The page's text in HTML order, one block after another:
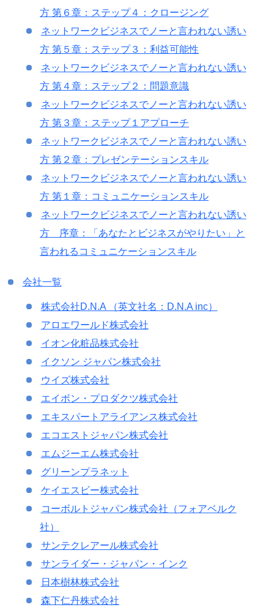
方 第６章：ステップ４：クロージング
ネットワークビジネスでノーと言われない誘い
方 第５章：ステップ３：利益可能性
ネットワークビジネスでノーと言われない誘い
方 第４章：ステップ２：問題意識
ネットワークビジネスでノーと言われない誘い
方 第３章：ステップ１アプローチ
ネットワークビジネスでノーと言われない誘い
方 第２章：プレゼンテーションスキル
ネットワークビジネスでノーと言われない誘い
方 第１章：コミュニケーションスキル
ネットワークビジネスでノーと言われない誘い
方 序章：「あなたとビジネスがやりたい」と
言われるコミュニケーションスキル
会社一覧
株式会社D.N.A （英文社名：D.N.A inc）
アロエワールド株式会社
イオン化粧品株式会社
イクソン ジャパン株式会社
ウイズ株式会社
エイボン・プロダクツ株式会社
エキスパートアライアンス株式会社
エコエストジャパン株式会社
エムジーエム株式会社
グリーンプラネット
ケイエスビー株式会社
コーボルトジャパン株式会社（フォアベルク
社）
サンテクレアール株式会社
サンライダー・ジャパン・インク
日本樹林株式会社
森下仁丹株式会社